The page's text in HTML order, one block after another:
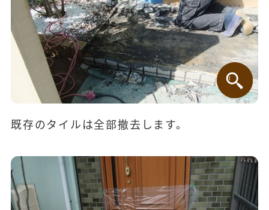
既存のタイルは全部撤去します。